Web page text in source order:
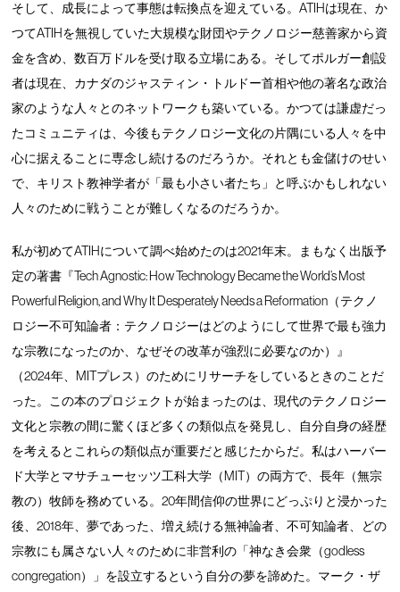
そして、成長によって事態は転換点を迎えている。ATIHは現在、か
つてATIHを無視していた大規模な財団やテクノロジー慈善家から資
金を含め、数百万ドルを受け取る立場にある。そしてポルガー創設
者は現在、カナダのジャスティン・トルドー首相や他の著名な政治
家のような人々とのネットワークも築いている。かつては謙虚だっ
たコミュニティは、今後もテクノロジー文化の片隅にいる人々を中
心に据えることに専念し続けるのだろうか。それとも金儲けのせい
で、キリスト教神学者が「最も小さい者たち」と呼ぶかもしれない
人々のために戦うことが難しくなるのだろうか。
私が初めてATIHについて調べ始めたのは2021年末。まもなく出版予
定の著書『Tech Agnostic: How Technology Became the World’s Most
Powerful Religion, and Why It Desperately Needs a Reformation（テクノ
ロジー不可知論者：テクノロジーはどのようにして世界で最も強力
な宗教になったのか、なぜその改革が強烈に必要なのか）』
（2024年、MITプレス）のためにリサーチをしているときのことだ
った。この本のプロジェクトが始まったのは、現代のテクノロジー
文化と宗教の間に驚くほど多くの類似点を発見し、自分自身の経歴
を考えるとこれらの類似点が重要だと感じたからだ。私はハーバー
ド大学とマサチューセッツ工科大学（MIT）の両方で、長年（無宗
教の）牧師を務めている。20年間信仰の世界にどっぷりと浸かった
後、2018年、夢であった、増え続ける無神論者、不可知論者、どの
宗教にも属さない人々のために非営利の「神なき会衆（godless
congregation）」を設立するという自分の夢を諦めた。マーク・ザ